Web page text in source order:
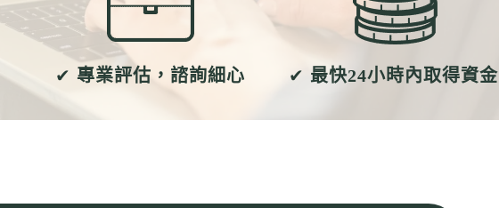
✔ 專業評估，諮詢細心 ✔最快24小時內取得資金